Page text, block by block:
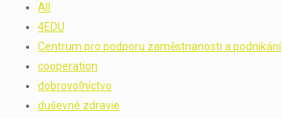
All
4EDU
Centrum pro podporu zaměstnanosti a podnikání
cooperation
dobrovoľníctvo
duševné zdravie